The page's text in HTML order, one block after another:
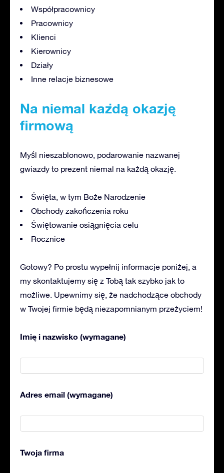
Współpracownicy
Pracownicy
Klienci
Kierownicy
Działy
Inne relacje biznesowe
Na niemal każdą okazję
firmową
Myśl nieszablonowo, podarowanie nazwanej
gwiazdy to prezent niemal na każdą okazję.
Święta, w tym Boże Narodzenie
Obchody zakończenia roku
Świętowanie osiągnięcia celu
Rocznice
Gotowy? Po prostu wypełnij informacje poniżej, a
my skontaktujemy się z Tobą tak szybko jak to
możliwe. Upewnimy się, że nadchodzące obchody
w Twojej firmie będą niezapomnianym przeżyciem!
Imię i nazwisko (wymagane)
Adres email (wymagane)
Twoja firma